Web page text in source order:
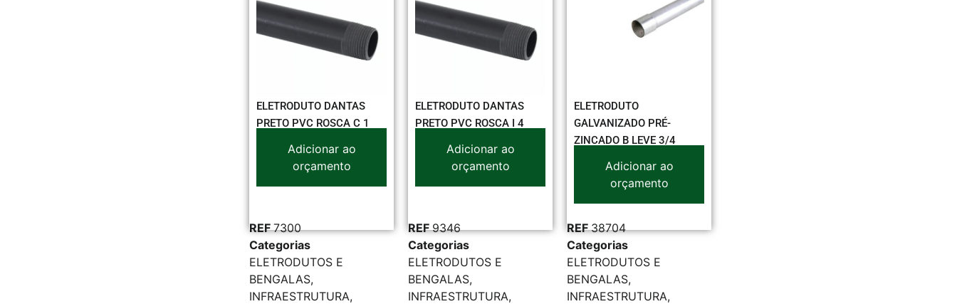
ELETRODUTO DANTAS
PRETO PVC ROSCA C 1
Adicionar ao
orçamento
REF7300
Categorias
ELETRODUTOS E
BENGALAS,
INFRAESTRUTURA,
ELETRODUTO DANTAS
PRETO PVC ROSCA I 4
Adicionar ao
orçamento
REF9346
Categorias
ELETRODUTOS E
BENGALAS,
INFRAESTRUTURA,
ELETRODUTO
GALVANIZADO PRÉ-
ZINCADO B LEVE 3/4
Adicionar ao
orçamento
REF38704
Categorias
ELETRODUTOS E
BENGALAS,
INFRAESTRUTURA,